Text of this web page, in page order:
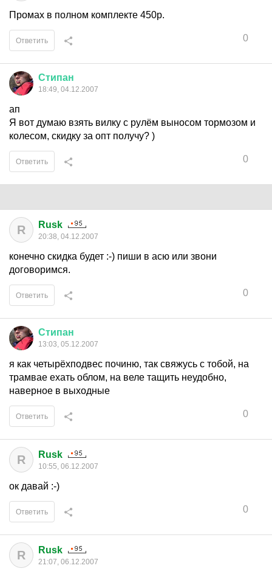
Промах в полном комплекте 450р.
0
Ответить
Стипан
18:49, 04.12.2007
ап
Я вот думаю взять вилку с рулём выносом тормозом и
колесом, скидку за опт получу? )
0
Ответить
R Rusk
20:38, 04.12.2007
конечно скидка будет :-) пиши в асю или звони
договоримся.
0
Ответить
Стипан
13:03, 05.12.2007
я как четырёхподвес починю, так свяжусь с тобой, на
трамвае ехать облом, на веле тащить неудобно,
наверное в выходные
0
Ответить
R Rusk
10:55, 06.12.2007
ок давай :-)
0
Ответить
R Rusk
21:07, 06.12.2007